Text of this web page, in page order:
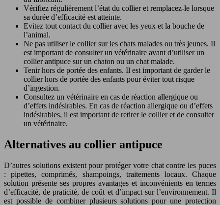
Vérifiez régulièrement l’état du collier et remplacez-le lorsque
sa durée d’efficacité est atteinte.
Evitez tout contact du collier avec les yeux et la bouche de
l’animal.
Ne pas utiliser le collier sur les chats malades ou très jeunes. Il
est important de consulter un vétérinaire avant d’utiliser un
collier antipuce sur un chaton ou un chat malade.
Tenir hors de portée des enfants. Il est important de garder le
collier hors de portée des enfants pour éviter tout risque
d’ingestion.
Consultez un vétérinaire en cas de réaction allergique ou
d’effets indésirables. En cas de réaction allergique ou d’effets
indésirables, il est important de retirer le collier et de consulter
un vétérinaire.
Alternatives au collier antipuce
D’autres solutions existent pour protéger votre chat contre les puces
: pipettes, comprimés, shampoings, traitements locaux. Chaque
solution présente ses propres avantages et inconvénients en termes
d’efficacité, de praticité, de coût et d’impact sur l’environnement. Il
est possible de combiner plusieurs solutions pour une protection